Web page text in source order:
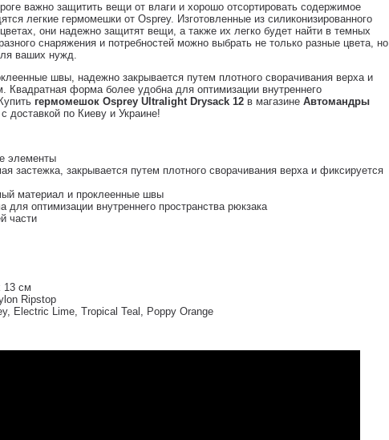
важно защитить вещи от влаги и хорошо отсортировать содержимое
легкие гермомешки от Osprey. Изготовленные из силиконизированного
они надежно защитят вещи, а также их легко будет найти в темных
снаряжения и потребностей можно выбрать не только разные цвета, но
ваших нужд.
швы, надежно закрывается путем плотного сворачивания верха и
Квадратная форма более удобна для оптимизации внутреннего
гермомешок Osprey Ultralight Drysack 12 в магазине Автомандры
доставкой по Киеву и Украине!
элементы
застежка, закрывается путем плотного сворачивания верха и фиксируется
материал и проклеенные швы
для оптимизации внутреннего пространства рюкзака
части
13 см
Ripstop
Electric Lime, Tropical Teal, Poppy Orange